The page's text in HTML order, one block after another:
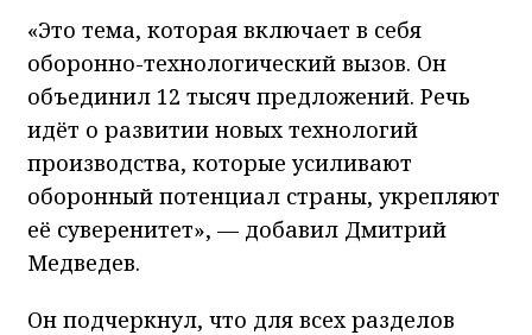
«Это тема, которая включает в себя
оборонно-технологический вызов. Он
объединил 12 тысяч предложений. Речь
идёт о развитии новых технологий
производства, которые усиливают
оборонный потенциал страны, укрепляют
её суверенитет», — добавил Дмитрий
Медведев.
Он подчеркнул, что для всех разделов